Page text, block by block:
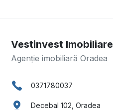
Vestinvest Imobiliare
Agenție imobiliară Oradea
0371780037
Decebal 102, Oradea